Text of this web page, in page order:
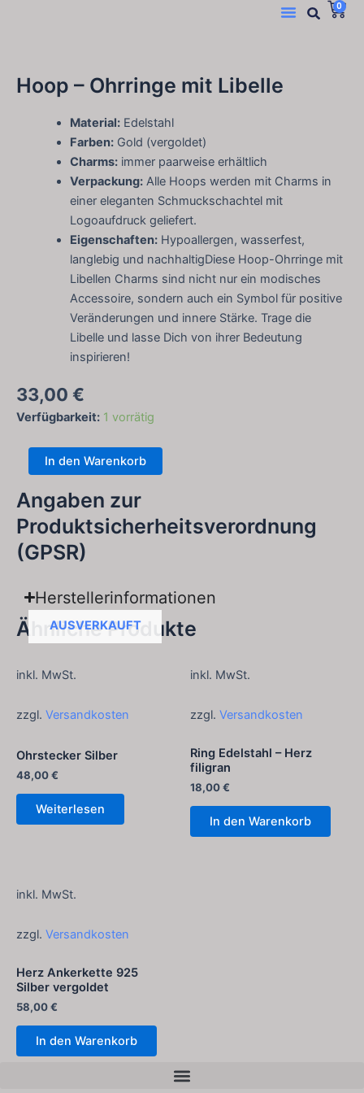
Menü 0
Hoop – Ohrringe mit Libelle
Material:Edelstahl
Farben:Gold (vergoldet)
Charms:immer paarweise erhältlich
Verpackung:Alle Hoops werden mit Charms in
einer eleganten Schmuckschachtel mit
Logoaufdruck geliefert.
Eigenschaften:Hypoallergen, wasserfest,
langlebig und nachhaltigDiese Hoop-Ohrringe mit
Libellen Charms sind nicht nur ein modisches
Accessoire, sondern auch ein Symbol für positive
Veränderungen und innere Stärke. Trage die
Libelle und lasse Dich von ihrer Bedeutung
inspirieren!
33,00 €
Verfügbarkeit: 1 vorrätig
Hoop
Ohrringe
Libelle
Menge
In den Warenkorb
Angaben zur
Produktsicherheitsverordnung
(GPSR)
Herstellerinformationen
Ähnliche Produkte
AUSVERKAUFT
inkl. MwSt.
zzgl. Versandkosten
Ohrstecker Silber
48,00€
Weiterlesen
inkl. MwSt.
zzgl. Versandkosten
Ring Edelstahl – Herz
filigran
18,00€
In den Warenkorb
inkl. MwSt.
zzgl. Versandkosten
Herz Ankerkette 925
Silber vergoldet
58,00€
In den Warenkorb
Menü